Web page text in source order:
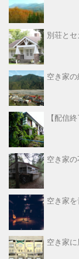
別荘と
空き家
【配信
空き家
空き家
空き家